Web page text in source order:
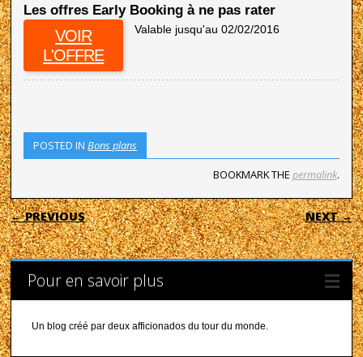
Les offres Early Booking à ne pas rater
VOIR
L'OFFRE
Valable jusqu'au 02/02/2016
POSTED INBons plans
BOOKMARK THE permalink.
POST NAVIGATION
← PREVIOUS NEXT →
Pour en savoir plus
Un blog créé par deux afficionados du tour du monde.